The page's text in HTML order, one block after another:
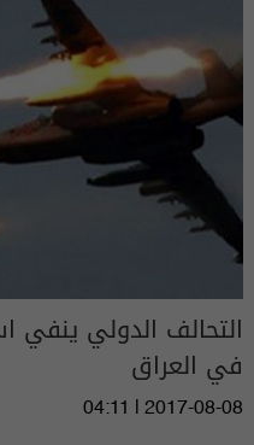
التحالف الدولي
في العراق
04:11 | 2017-08-08